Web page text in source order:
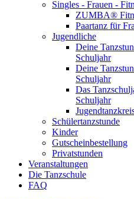
Singles - Frauen -
ZUMBA®
Paartanz für
Jugendliche
Deine
Schuljahr
Deine
Schuljahr
Das
Schuljahr
Schülertanzstunde
Kinder
Gutscheinbestellung
Privatstunden
Veranstaltungen
Die Tanzschule
FAQ